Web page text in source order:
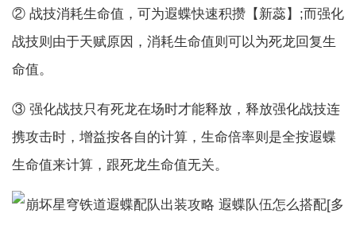
② 战技消耗生命值，可为遐蝶快速积攒【新蕊】;而强化
战技则由于天赋原因，消耗生命值则可以为死龙回复生
命值。
③ 强化战技只有死龙在场时才能释放，释放强化战技连
携攻击时，增益按各自的计算，生命倍率则是全按遐蝶
生命值来计算，跟死龙生命值无关。